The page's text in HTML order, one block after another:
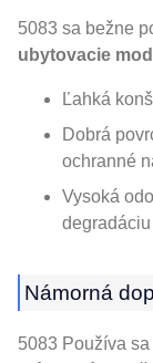
5083 sa bežne
ubytovacie
Ľahká
Dobrá
ochranné
Vysoká
Námorná
5083 Používa